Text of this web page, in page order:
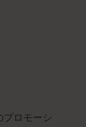
ロモーシ